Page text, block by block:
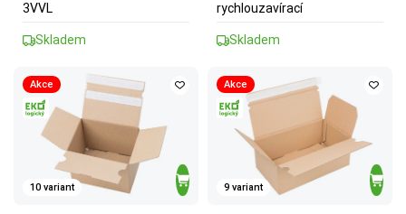
3VVL
Skladem
rychlouzavírací
Skladem
Akce
10 variant
Akce
9 variant